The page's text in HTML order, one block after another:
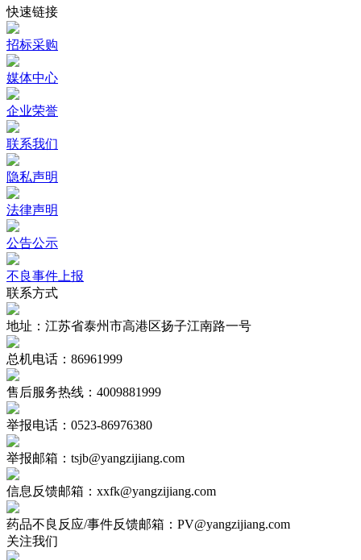
快速链接
招标采购
媒体中心
企业荣誉
联系我们
隐私声明
法律声明
公告公示
不良事件上报
联系方式
地址：江苏省泰州市高港区扬子江南路一号
总机电话：86961999
售后服务热线：4009881999
举报电话：0523-86976380
举报邮箱：tsjb@yangzijiang.com
信息反馈邮箱：xxfk@yangzijiang.com
药品不良反应/事件反馈邮箱：PV@yangzijiang.com
关注我们